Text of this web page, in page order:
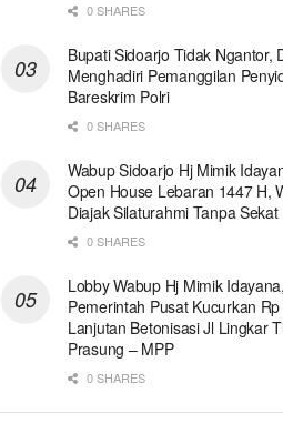
0 SHARES
Bupati Sidoarjo Tidak Ngantor,
Menghadiri Pemanggilan
Bareskrim Polri
0 SHARES
Wabup Sidoarjo Hj Mimik
Open House Lebaran 1447 H,
Diajak Silaturahmi Tanpa Sekat
0 SHARES
Lobby Wabup Hj Mimik Idayana,
Pemerintah Pusat Kucurkan
Lanjutan Betonisasi Jl Lingkar
Prasung – MPP
0 SHARES